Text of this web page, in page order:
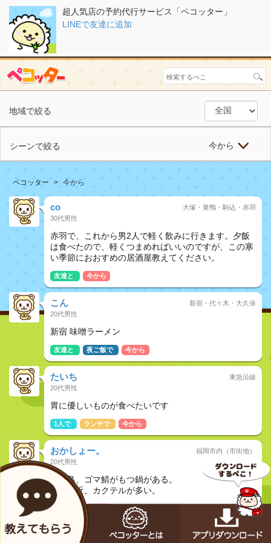
超人気店の予約代行サービス「ペコッター」
LINEで友達に追加
地域で絞る
シーンで絞る 今から
ペコッター 今から
co
30代男性
大塚・巣鴨・駒込・赤羽
赤羽で、これから男2人で軽く飲みに行きます。夕飯
は食べたので、軽くつまめればいいのですが、この寒
い季節におおすめの居酒屋教えてください。
友達と 今から
こん
20代男性
新宿・代々木・大久保
新宿 味噌ラーメン
友達と 夜ご飯で 今から
たいち
20代男性
東急沿線
胃に優しいものが食べたいです
1人で ランチで 今から
おかしょー。
20代男性
福岡市内（市街地）
焼き鳥、ゴマ鯖がもつ鍋がある。
天神付近。カクテルが多い。
今から
みほ 大塚・巣鴨・駒込・赤羽